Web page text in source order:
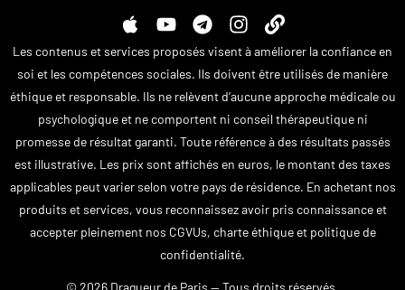
A
p
p
l
e
Y
o
u
t
u
b
e
T
e
l
e
g
r
a
m
I
n
s
t
a
g
r
a
m
L
i
n
k
Les contenus et services proposés visent à améliorer la confiance en
soi et les compétences sociales. Ils doivent être utilisés de manière
éthique et responsable. Ils ne relèvent d’aucune approche médicale ou
psychologique et ne comportent ni conseil thérapeutique ni
promesse de résultat garanti. Toute référence à des résultats passés
est illustrative. Les prix sont affichés en euros, le montant des taxes
applicables peut varier selon votre pays de résidence. En achetant nos
produits et services, vous reconnaissez avoir pris connaissance et
accepter pleinement nos CGVUs, charte éthique et politique de
confidentialité.